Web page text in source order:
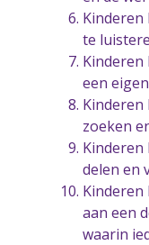
Kinderen
te
Kinderen
een
zoeken
Kinderen
delen en
Kinderen
aan een
waarin